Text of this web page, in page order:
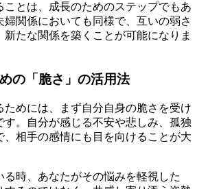
ことは、成長のためのステップでもあ
婦関係においても同様で、互いの弱さ
新たな関係を築くことが可能になりま
の「脆さ」の活用法
ためには、まず自分自身の脆さを受け
す。自分が感じる不安や悲しみ、孤独
、相手の感情にも目を向けることが大
時、あなたがその悩みを軽視した